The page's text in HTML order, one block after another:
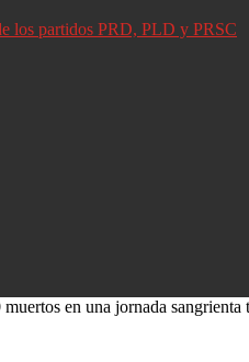
los partidos PRD, PLD y PRSC
en una jornada sangrienta